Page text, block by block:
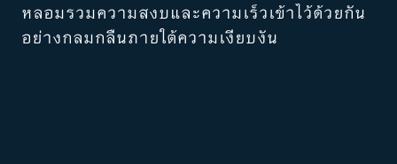
หลอมรวมความสงบและความเร็วเข้าไว้ด้วยกัน
อย่างกลมกลืนภายใต้ความเงียบงัน